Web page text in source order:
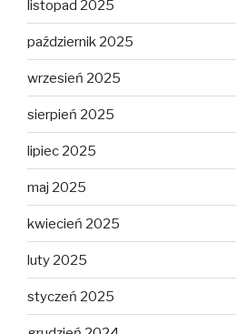
listopad 2025
październik 2025
wrzesień 2025
sierpień 2025
lipiec 2025
maj 2025
kwiecień 2025
luty 2025
styczeń 2025